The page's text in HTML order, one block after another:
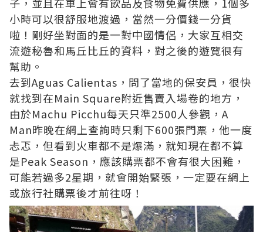
小時可以很舒服地渡過，當然一分價錢一分貨
啦！剛好坐對面的是一對中國情侶，大家互相交
流遊秘魯和馬丘比丘的資料，對之後的遊覽很有
幫助。
去到Aguas Calientas，問了當地的保安員，很快
就找到在Main Square附近售賣入場卷的地方，
由於Machu Picchu每天只準2500人參觀，A
Man昨晚在網上查詢時只剩下600張門票，他一度
忐忑，但看到火車都不是爆滿，就知現在都不算
是Peak Season，應該購票都不會有很大困難，
可能若過多2星期，就會開始緊張，一定要在網上
或旅行社購票後才前往呀！